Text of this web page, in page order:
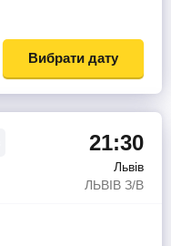
Вибрати дату
21:30
Львів
ЛЬВIВ З/В